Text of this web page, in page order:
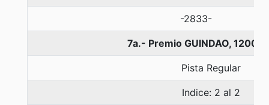
-2833-
7a.- Premio GUINDAO, 1200
Pista Regular
Indice: 2 al 2